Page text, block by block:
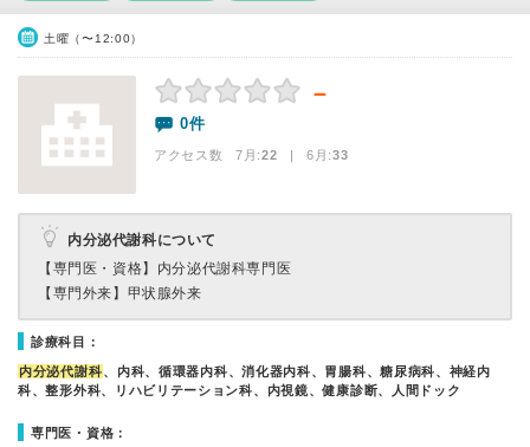
土曜（〜12:00）
－
0件
アクセス数 7月:22 | 6月:33
内分泌代謝科について
【専門医・資格】 内分泌代謝科専門医
【専門外来】 甲状腺外来
診療科目：
内分泌代謝科、内科、循環器内科、消化器内科、胃腸科、糖尿病科、神経内
科、整形外科、リハビリテーション科、内視鏡、健康診断、人間ドック
専門医・資格：